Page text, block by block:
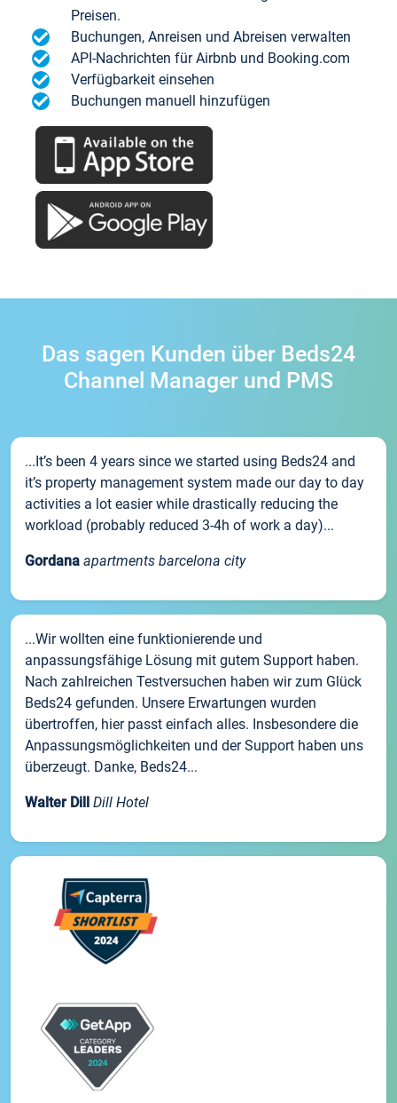
Preisen.
Buchungen, Anreisen und Abreisen verwalten
API-Nachrichten für Airbnb und Booking.com
Verfügbarkeit einsehen
Buchungen manuell hinzufügen
Das sagen Kunden über Beds24
Channel Manager und PMS
...It’s been 4 years since we started using Beds24 and
it’s property management system made our day to day
activities a lot easier while drastically reducing the
workload (probably reduced 3-4h of work a day)...
Gordana apartments barcelona city
...Wir wollten eine funktionierende und
anpassungsfähige Lösung mit gutem Support haben.
Nach zahlreichen Testversuchen haben wir zum Glück
Beds24 gefunden. Unsere Erwartungen wurden
übertroffen, hier passt einfach alles. Insbesondere die
Anpassungsmöglichkeiten und der Support haben uns
überzeugt. Danke, Beds24...
Walter Dill Dill Hotel